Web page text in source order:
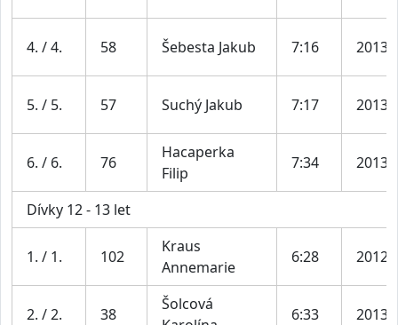
4. / 4. 58 Šebesta Jakub 7:16 2013
5. / 5. 57 Suchý Jakub 7:17 2013
6. / 6. 76
Hacaperka
Filip
7:34 2013
Dívky 12 - 13 let
1. / 1. 102
Kraus
Annemarie
6:28 2012
2. / 2. 38
Šolcová
6:33 2013